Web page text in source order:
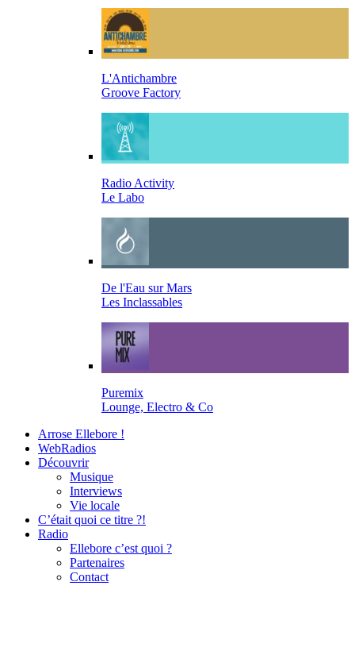
L'Antichambre
Groove Factory
Radio Activity
Le Labo
De l'Eau sur Mars
Les Inclassables
Puremix
Lounge, Electro & Co
Arrose Ellebore !
WebRadios
Découvrir
Musique
Interviews
Vie locale
C’était quoi ce titre ?!
Radio
Ellebore c’est quoi ?
Partenaires
Contact